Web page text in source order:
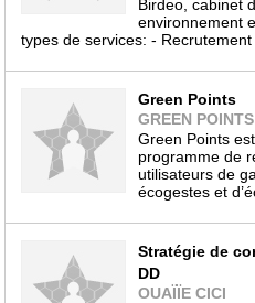
Birdeo, cabinet
environnement
types de services: - Recrutement
Green Points
GREEN POINTS
Green Points
programme de
utilisateurs de
écogestes et
Stratégie de
DD
OUAÏÏE CICI